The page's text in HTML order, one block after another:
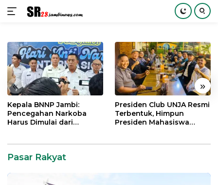
konten
« »
Kepala BNNP Jambi:
Pencegahan Narkoba
Harus Dimulai dari
Presiden Club UNJA Resmi
Terbentuk, Himpun
Presiden Mahasiswa
Pasar Rakyat